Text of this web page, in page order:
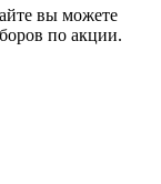
вы можете
по акции.